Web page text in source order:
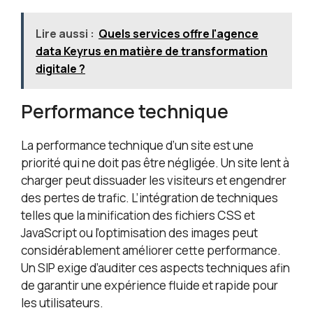
Lire aussi : Quels services offre l'agence
data Keyrus en matière de transformation
digitale ?
Performance technique
La performance technique d’un site est une
priorité qui ne doit pas être négligée. Un site lent à
charger peut dissuader les visiteurs et engendrer
des pertes de trafic. L’intégration de techniques
telles que la minification des fichiers CSS et
JavaScript ou l’optimisation des images peut
considérablement améliorer cette performance.
Un SIP exige d’auditer ces aspects techniques afin
de garantir une expérience fluide et rapide pour
les utilisateurs.